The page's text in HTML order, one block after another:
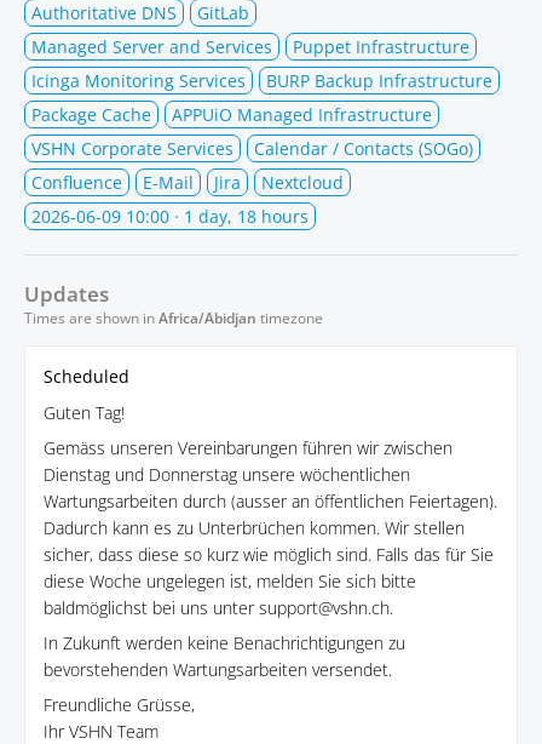
Authoritative DNS
GitLab
Managed Server and Services
Puppet Infrastructure
Icinga Monitoring Services
BURP Backup Infrastructure
Package Cache
APPUiO Managed Infrastructure
VSHN Corporate Services
Calendar / Contacts (SOGo)
Confluence
E-Mail Jira
Nextcloud
2026-06-09 10:00 · 1 day, 18 hours
Updates
Times are shown inAfrica/Abidjan timezone
Scheduled
Guten Tag!
Gemäss unseren Vereinbarungen führen wir zwischen
Dienstag und Donnerstag unsere wöchentlichen
Wartungsarbeiten durch (ausser an öffentlichen Feiertagen).
Dadurch kann es zu Unterbrüchen kommen. Wir stellen
sicher, dass diese so kurz wie möglich sind. Falls das für Sie
diese Woche ungelegen ist, melden Sie sich bitte
baldmöglichst bei uns unter support@vshn.ch.
In Zukunft werden keine Benachrichtigungen zu
bevorstehenden Wartungsarbeiten versendet.
Freundliche Grüsse,
Ihr VSHN Team